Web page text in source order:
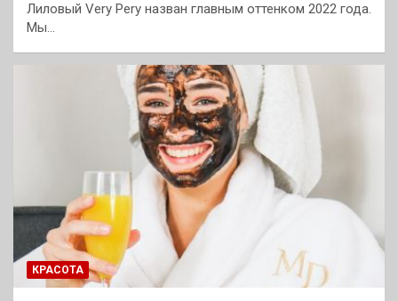
Лиловый Very Pery назван главным оттенком 2022 года.
Мы…
КРАСОТА